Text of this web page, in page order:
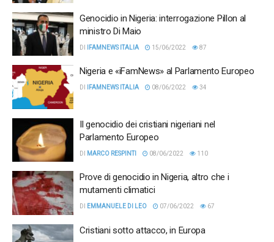
Genocidio in Nigeria: interrogazione Pillon al
ministro Di Maio
DI IFAMNEWS ITALIA 15/06/2022 87
Nigeria e «iFamNews» al Parlamento Europeo
DI IFAMNEWS ITALIA 08/06/2022 34
Il genocidio dei cristiani nigeriani nel
Parlamento Europeo
DI MARCO RESPINTI 08/06/2022 110
Prove di genocidio in Nigeria, altro che i
mutamenti climatici
DI EMMANUELE DI LEO 07/06/2022 67
Cristiani sotto attacco, in Europa